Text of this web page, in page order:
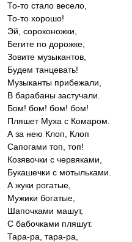
То-то стало весело,
То-то хорошо!
Эй, сороконожки,
Бегите по дорожке,
Зовите музыкантов,
Будем танцевать!
Музыканты прибежали,
В барабаны застучали.
Бом! бом! бом! бом!
Пляшет Муха с Комаром.
А за нею Клоп, Клоп
Сапогами топ, топ!
Козявочки с червяками,
Букашечки с мотыльками.
А жуки рогатые,
Мужики богатые,
Шапочками машут,
С бабочками пляшут.
Тара-ра, тара-ра,